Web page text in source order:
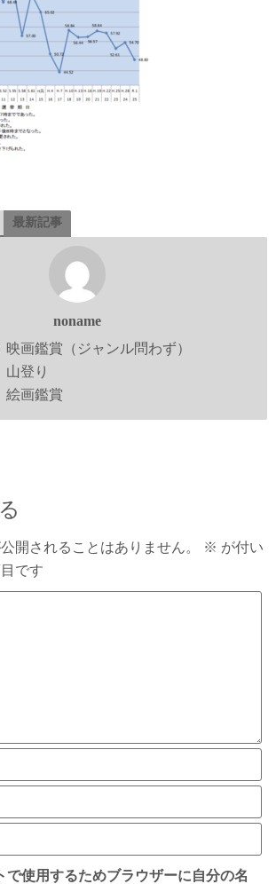
最新記事
noname
映画鑑賞（ジャンル問わず）
り
鑑賞
開されることはありません。 ※ が付い
です
で使用するためブラウザーに自分の名